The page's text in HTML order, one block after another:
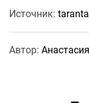
Источник:
Автор: